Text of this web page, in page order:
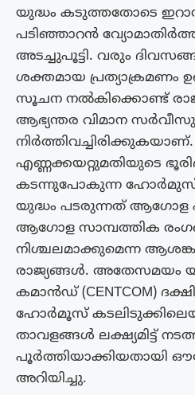
യുദ്ധം കടുത്തതോടെ
പടിഞ്ഞാറൻ
അടച്ചുപൂട്ടി. വരും
ശക്തമായ പ്രത്യാക്രമണം
സൂചന നൽകിക്കൊണ്ട്
ആഭ്യന്തര വിമാന
എണ്ണക്കയറ്റുമതിയുടെ
കടന്നുപോകുന്ന ഹോർമുസ്
യുദ്ധം പടരുന്നത് ആഗോള
ആഗോള സാമ്പത്തിക
നിശ്ചലമാക്കുമെന്ന
രാജ്യങ്ങൾ.
കമാൻഡ് (CENTCOM)
ഹോർമൂസ്
താവളങ്ങൾ ലക്ഷ്യമിട്ട്
പൂർത്തിയാക്കിയതായി
അറിയിച്ചു.